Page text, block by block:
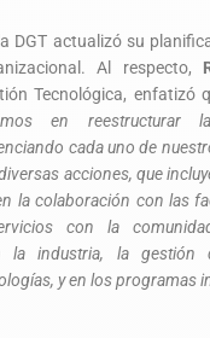
DGT actualizó su
Al respecto,
Tecnológica, enfatizó
en reestructurar
cada uno de
acciones, que
la colaboración con las
con la
la industria, la gestión
y en los programas